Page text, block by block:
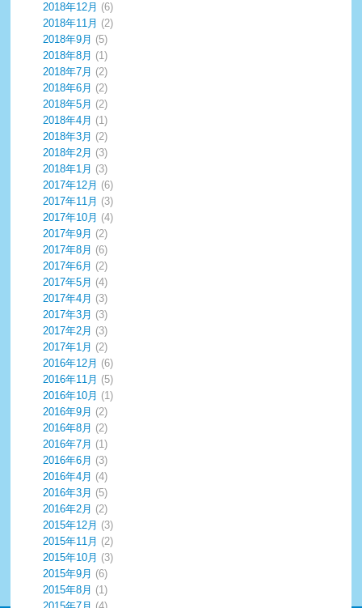
2018年12月 (6)
2018年11月 (2)
2018年9月 (5)
2018年8月 (1)
2018年7月 (2)
2018年6月 (2)
2018年5月 (2)
2018年4月 (1)
2018年3月 (2)
2018年2月 (3)
2018年1月 (3)
2017年12月 (6)
2017年11月 (3)
2017年10月 (4)
2017年9月 (2)
2017年8月 (6)
2017年6月 (2)
2017年5月 (4)
2017年4月 (3)
2017年3月 (3)
2017年2月 (3)
2017年1月 (2)
2016年12月 (6)
2016年11月 (5)
2016年10月 (1)
2016年9月 (2)
2016年8月 (2)
2016年7月 (1)
2016年6月 (3)
2016年4月 (4)
2016年3月 (5)
2016年2月 (2)
2015年12月 (3)
2015年11月 (2)
2015年10月 (3)
2015年9月 (6)
2015年8月 (1)